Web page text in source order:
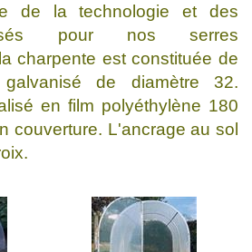
de la technologie et des
pour nos serres
charpente est constituée de
de diamètre 32.
en film polyéthylène 180
couverture. L'ancrage au sol